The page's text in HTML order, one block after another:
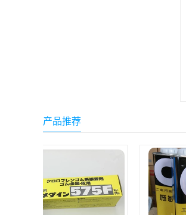
3M胶带
Sankol(岸本)
乐泰 Loctite
产品推荐